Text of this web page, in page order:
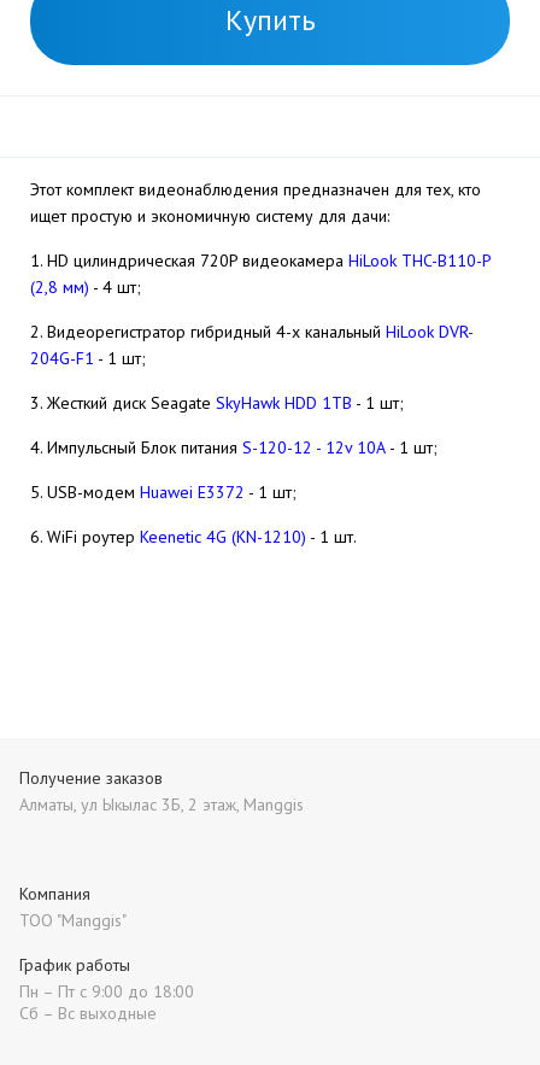
Купить
Этот комплект видеонаблюдения предназначен для тех, кто
ищет простую и экономичную систему для дачи:
1. HD цилиндрическая 720P видеокамера HiLook THC-B110-P
(2,8 мм) - 4 шт;
2. Видеорегистратор гибридный 4-х канальный HiLook DVR-
204G-F1 - 1 шт;
3. Жесткий диск Seagate SkyHawk HDD 1TB - 1 шт;
4. Импульсный Блок питания S-120-12 - 12v 10А - 1 шт;
5. USB-модем Huawei E3372 - 1 шт;
6. WiFi роутер Keenetic 4G (KN-1210) - 1 шт.
Получение заказов
Алматы, ул Ыкылас 3Б, 2 этаж, Manggis
Компания
ТОО "Manggis"
График работы
Пн – Пт с 9:00 до 18:00
Сб – Вс выходные